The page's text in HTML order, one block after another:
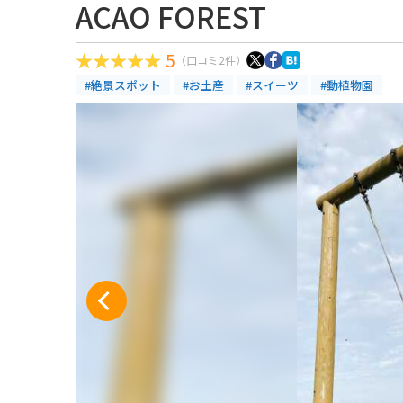
ACAO FOREST
5 （口コミ2件）
#絶景スポット #お土産 #スイーツ #動植物園